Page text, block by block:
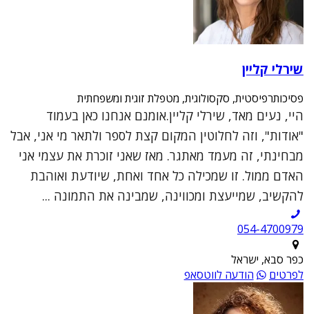
שירלי קליין
פסיכותרפיסטית, סקסולוגית, מטפלת זוגית ומשפחתית
היי, נעים מאד, שירלי קליין.אומנם אנחנו כאן בעמוד
"אודות", וזה לחלוטין המקום קצת לספר ולתאר מי אני, אבל
מבחינתי, זה מעמד מאתגר. מאז שאני זוכרת את עצמי אני
האדם ממול. זו שמכילה כל אחד ואחת, שיודעת ואוהבת
להקשיב, שמייעצת ומכווינה, שמבינה את התמונה ...
054-4700979
כפר סבא, ישראל
לפרטים
הודעה לווטסאפ